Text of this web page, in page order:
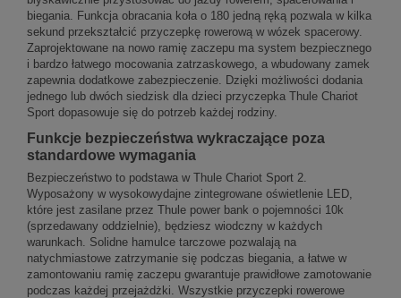
biegania. Funkcja obracania koła o 180 jedną ręką pozwala w kilka
sekund przekształcić przyczepkę rowerową w wózek spacerowy.
Zaprojektowane na nowo ramię zaczepu ma system bezpiecznego
i bardzo łatwego mocowania zatrzaskowego, a wbudowany zamek
zapewnia dodatkowe zabezpieczenie. Dzięki możliwości dodania
jednego lub dwóch siedzisk dla dzieci przyczepka Thule Chariot
Sport dopasowuje się do potrzeb każdej rodziny.
Funkcje bezpieczeństwa wykraczające poza
standardowe wymagania
Bezpieczeństwo to podstawa w Thule Chariot Sport 2.
Wyposażony w wysokowydajne zintegrowane oświetlenie LED,
które jest zasilane przez Thule power bank o pojemności 10k
(sprzedawany oddzielnie), będziesz wiodczny w każdych
warunkach. Solidne hamulce tarczowe pozwalają na
natychmiastowe zatrzymanie się podczas biegania, a łatwe w
zamontowaniu ramię zaczepu gwarantuje prawidłowe zamotowanie
podczas każdej przejażdżki. Wszystkie przyczepki rowerowe